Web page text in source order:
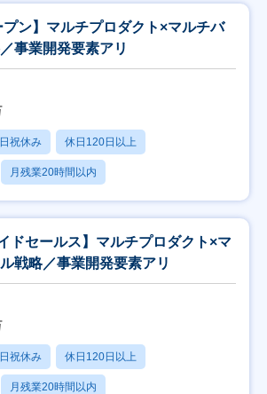
プン】マルチプロダクト×マルチバ
事業開発要素アリ
祝休み 休日120日以上
月残業20時間以内
ドセールス】マルチプロダクト×マ
戦略／事業開発要素アリ
祝休み 休日120日以上
月残業20時間以内